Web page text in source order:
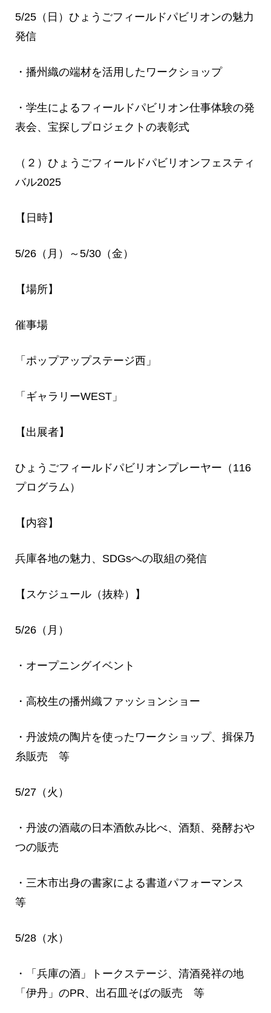
5/25（日）ひょうごフィールドパビリオンの魅力
発信
・播州織の端材を活用したワークショップ
・学生によるフィールドパビリオン仕事体験の発
表会、宝探しプロジェクトの表彰式
（２）ひょうごフィールドパビリオンフェスティ
バル2025
【日時】
5/26（月）～5/30（金）
【場所】
催事場
「ポップアップステージ西」
「ギャラリーWEST」
【出展者】
ひょうごフィールドパビリオンプレーヤー（116
プログラム）
【内容】
兵庫各地の魅力、SDGsへの取組の発信
【スケジュール（抜粋）】
5/26（月）
・オープニングイベント
・高校生の播州織ファッションショー
・丹波焼の陶片を使ったワークショップ、揖保乃
糸販売 等
5/27（火）
・丹波の酒蔵の日本酒飲み比べ、酒類、発酵おや
つの販売
・三木市出身の書家による書道パフォーマンス
等
5/28（水）
・「兵庫の酒」トークステージ、清酒発祥の地
「伊丹」のPR、出石皿そばの販売 等